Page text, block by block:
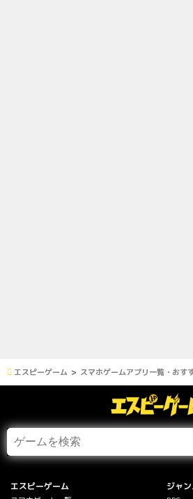
エスピーゲーム スマホゲームアプリ一覧・おす
エスピーゲーム ジャ